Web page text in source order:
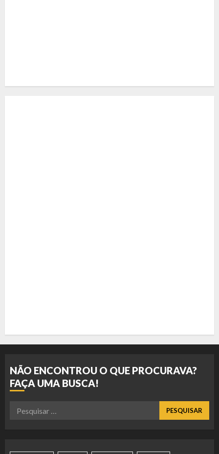
NÃO ENCONTROU O QUE PROCURAVA?
FAÇA UMA BUSCA!
Pesquisar